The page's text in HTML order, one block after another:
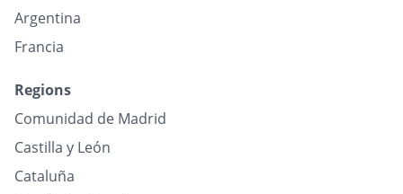
Argentina
Francia
Regions
Comunidad de Madrid
Castilla y León
Cataluña